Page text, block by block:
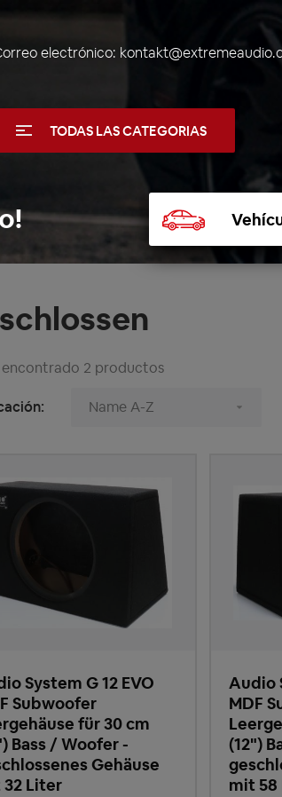
electrónico:
TODAS LAS CATEGORIAS
vehículo
encontrado 2 productos
System G 12 EVO
Subwoofer
für 30 cm
Bass / Woofer -
Gehäuse
Liter
Audio
MDF
(12")
mit